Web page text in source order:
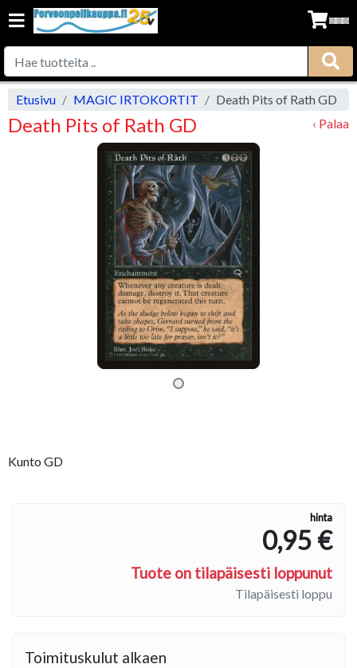
Etusivu MAGIC IRTOKORTIT Death Pits of Rath GD
Death Pits of Rath GD ‹ Palaa
Kunto GD
hinta
0,95 €
Tuote on tilapäisesti loppunut
Tilapäisesti loppu
Toimituskulut alkaen